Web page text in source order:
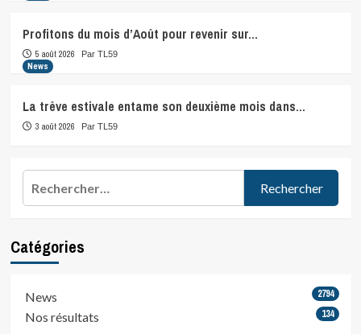
Profitons du mois d’Août pour revenir sur…
5 août 2026 Par TL59
News
La trêve estivale entame son deuxième mois dans…
3 août 2026 Par TL59
Catégories
News 2794
Nos résultats 134